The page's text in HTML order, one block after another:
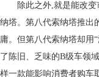
除此之外,就是能改
纳塔。第八代索纳塔推出
庸。但第八代索纳塔却用
了陈旧、乏味的B级车领
样一款能影响消费者购车